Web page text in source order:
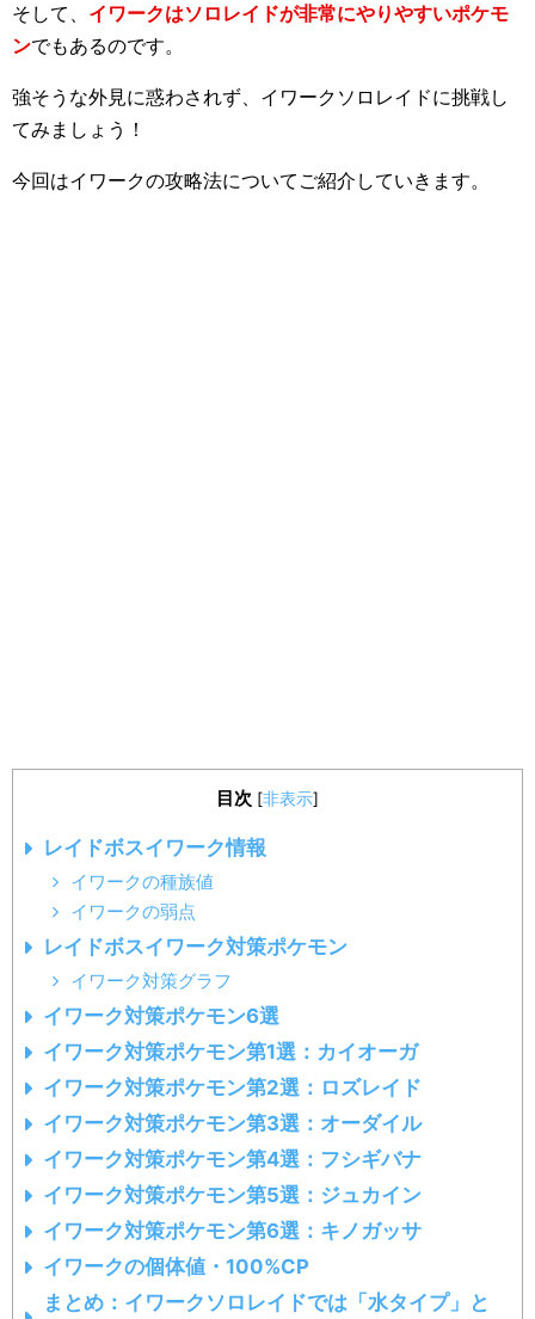
そして、 イワークはソロレイドが非常にやりやすいポケモ
ンでもあるのです。
強そうな外見に惑わされず、イワークソロレイドに挑戦し
てみましょう！
今回はイワークの攻略法についてご紹介していきます。
目次 [非表示]
レイドボスイワーク情報
イワークの種族値
イワークの弱点
レイドボスイワーク対策ポケモン
イワーク対策グラフ
イワーク対策ポケモン6選
イワーク対策ポケモン第1選：カイオーガ
イワーク対策ポケモン第2選：ロズレイド
イワーク対策ポケモン第3選：オーダイル
イワーク対策ポケモン第4選：フシギバナ
イワーク対策ポケモン第5選：ジュカイン
イワーク対策ポケモン第6選：キノガッサ
イワークの個体値・100%CP
まとめ：イワークソロレイドでは「水タイプ」と